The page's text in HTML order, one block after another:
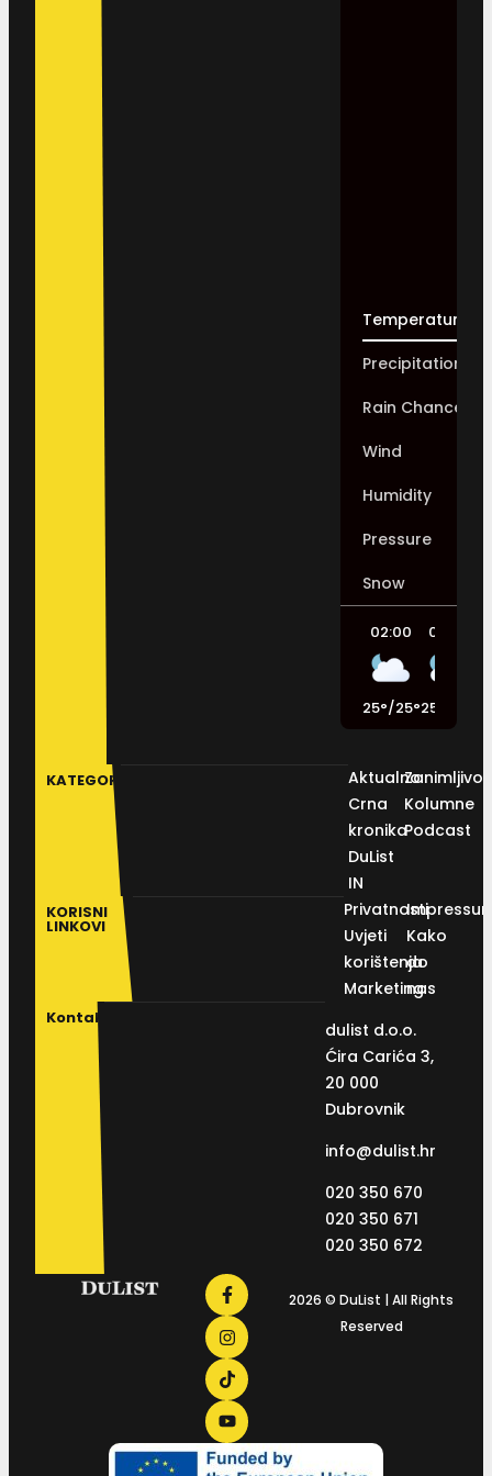
Temperature
Precipitation
Rain Chance
Wind
Humidity
Pressure
Snow
02:00
25°/25°
05:00
25
KATEGORIJE
Aktualno
Crna
kronika
DuList
IN
Kolumne
Podcast
KORISNI
LINKOVI
Privatnosti
Uvjeti
korištenja
Marketing
Kako
do
nas
Kontakt
dulist d.o.o.
Ćira Carića 3,
20 000
Dubrovnik
info@dulist.hr
020 350 670
020 350 671
020 350 672
2026 © DuList | All Rights
Reserved